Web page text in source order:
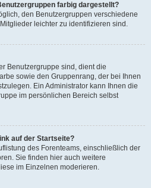
farbig dargestellt?
den Benutzergruppen verschiedene
leichter zu identifizieren sind.
Benutzergruppe sind, dient die
sowie den Gruppenrang, der bei Ihnen
Ein Administrator kann Ihnen die
im persönlichen Bereich selbst
auf der Startseite?
des Forenteams, einschließlich der
Sie finden hier auch weitere
im Einzelnen moderieren.